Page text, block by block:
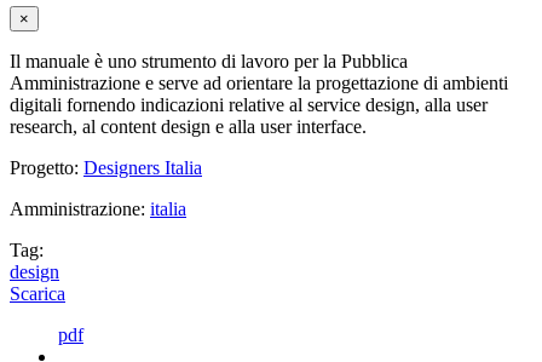
×
Il manuale è uno strumento di lavoro per la Pubblica
Amministrazione e serve ad orientare la progettazione di ambienti
digitali fornendo indicazioni relative al service design, alla user
research, al content design e alla user interface.
Progetto: Designers Italia
Amministrazione: italia
Tag:
design
Scarica
pdf